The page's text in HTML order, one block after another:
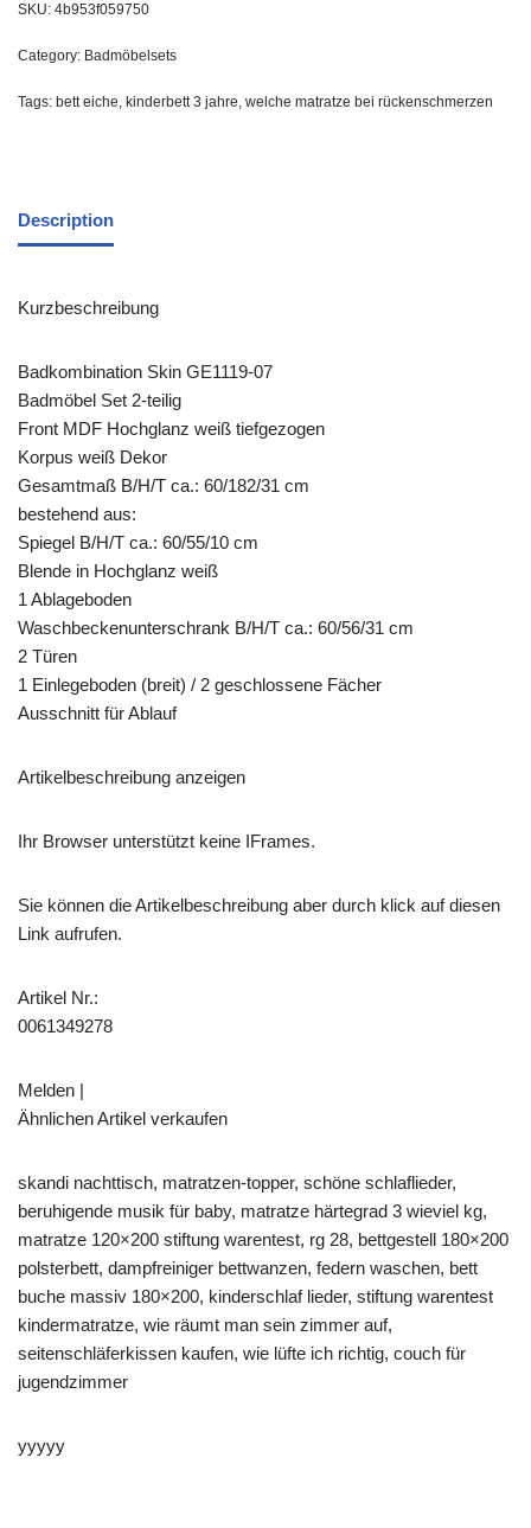
SKU: 4b953f059750
Category: Badmöbelsets
Tags: bett eiche, kinderbett 3 jahre, welche matratze bei rückenschmerzen
Description
Kurzbeschreibung
Badkombination Skin GE1119-07
Badmöbel Set 2-teilig
Front MDF Hochglanz weiß tiefgezogen
Korpus weiß Dekor
Gesamtmaß B/H/T ca.: 60/182/31 cm
bestehend aus:
Spiegel B/H/T ca.: 60/55/10 cm
Blende in Hochglanz weiß
1 Ablageboden
Waschbeckenunterschrank B/H/T ca.: 60/56/31 cm
2 Türen
1 Einlegeboden (breit) / 2 geschlossene Fächer
Ausschnitt für Ablauf
Artikelbeschreibung anzeigen
Ihr Browser unterstützt keine IFrames.
Sie können die Artikelbeschreibung aber durch klick auf diesen
Link aufrufen.
Artikel Nr.:
0061349278
Melden |
Ähnlichen Artikel verkaufen
skandi nachttisch, matratzen-topper, schöne schlaflieder,
beruhigende musik für baby, matratze härtegrad 3 wieviel kg,
matratze 120×200 stiftung warentest, rg 28, bettgestell 180×200
polsterbett, dampfreiniger bettwanzen, federn waschen, bett
buche massiv 180×200, kinderschlaf lieder, stiftung warentest
kindermatratze, wie räumt man sein zimmer auf,
seitenschläferkissen kaufen, wie lüfte ich richtig, couch für
jugendzimmer
yyyyy